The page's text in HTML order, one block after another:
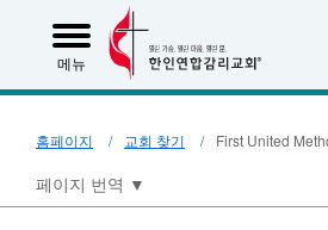
메뉴
홈페이지 교회 찾기 First United
페이지 번역 ▼